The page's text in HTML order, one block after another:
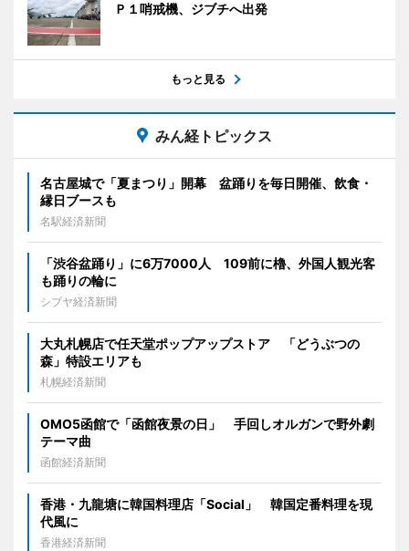
Ｐ１哨戒機、ジブチへ出発
もっと見る
みん経トピックス
名古屋城で「夏まつり」開幕 盆踊りを毎日開催、飲食・
縁日ブースも
名駅経済新聞
「渋谷盆踊り」に6万7000人 109前に櫓、外国人観光客
も踊りの輪に
シブヤ経済新聞
大丸札幌店で任天堂ポップアップストア 「どうぶつの
森」特設エリアも
札幌経済新聞
OMO5函館で「函館夜景の日」 手回しオルガンで野外劇
テーマ曲
函館経済新聞
香港・九龍塘に韓国料理店「Social」 韓国定番料理を現
代風に
香港経済新聞